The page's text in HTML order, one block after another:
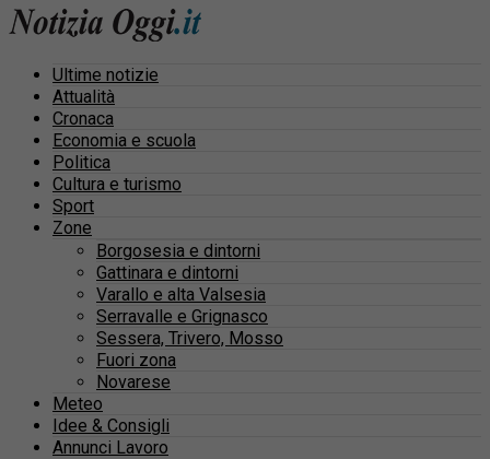
Ultime notizie
Attualità
Cronaca
Economia e scuola
Politica
Cultura e turismo
Sport
Zone
Borgosesia e dintorni
Gattinara e dintorni
Varallo e alta Valsesia
Serravalle e Grignasco
Sessera, Trivero, Mosso
Fuori zona
Novarese
Meteo
Idee & Consigli
Annunci Lavoro